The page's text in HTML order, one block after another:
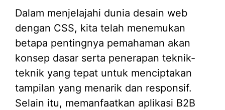
Dalam menjelajahi dunia desain web
dengan CSS, kita telah menemukan
betapa pentingnya pemahaman akan
konsep dasar serta penerapan teknik-
teknik yang tepat untuk menciptakan
tampilan yang menarik dan responsif.
Selain itu, memanfaatkan aplikasi B2B